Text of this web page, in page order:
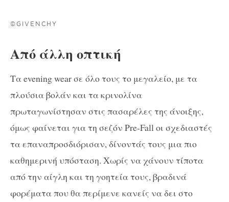
©GIVENCHY
Από άλλη οπτική
Τα evening wear σε όλο τους το μεγαλείο, με τα
πλούσια βολάν και τα κρινολίνα
πρωταγωνίστησαν στις πασαρέλες της άνοιξης,
όμως φαίνεται για τη σεζόν Pre-Fall οι σχεδιαστές
τα επαναπροσδιόρισαν, δίνοντάς τους μια πιο
καθημερινή υπόσταση. Χωρίς να χάνουν τίποτα
από την αίγλη και τη γοητεία τους, βραδινά
φορέματα που θα περίμενε κανείς να δει στο